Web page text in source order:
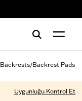
/Backrest Pads
Uygunluğu Kontrol Et